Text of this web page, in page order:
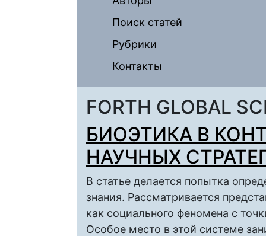
Поиск статей
Рубрики
Контакты
FORTH GLOBAL
БИОЭТИКА В
НАУЧНЫХ
В статье делается попытка
знания. Рассматривается
как социального феномена с
Особое место в этой системе